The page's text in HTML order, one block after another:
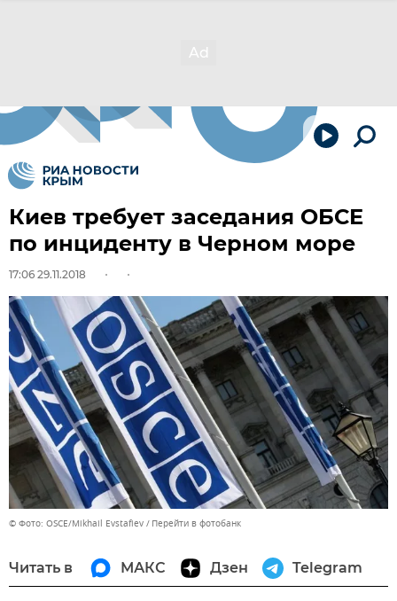
Киев требует заседания ОБСЕ
по инциденту в Черном море
17:06 29.11.2018
© Фото: OSCE/Mikhail Evstafiev Перейти в фотобанк
Читать в МАКС Дзен Telegram